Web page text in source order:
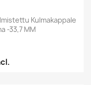
Kulmakappale
-33,7 MM